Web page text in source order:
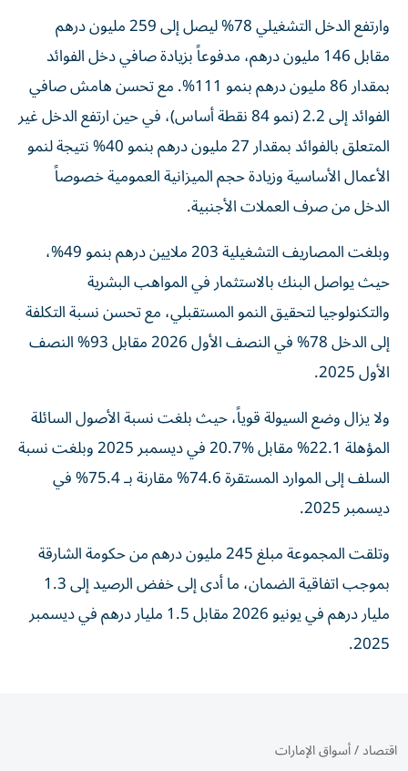
وارتفع الدخل التشغيلي 78% ليصل إلى 259 مليون درهم
مقابل 146 مليون درهم، مدفوعاً بزيادة صافي دخل الفوائد
بمقدار 86 مليون درهم بنمو 111%. مع تحسن هامش صافي
الفوائد إلى 2.2 (نمو 84 نقطة أساس)، في حين ارتفع الدخل غير
المتعلق بالفوائد بمقدار 27 مليون درهم بنمو 40% نتيجة لنمو
الأعمال الأساسية وزيادة حجم الميزانية العمومية خصوصاً
الدخل من صرف العملات الأجنبية.
وبلغت المصاريف التشغيلية 203 ملايين درهم بنمو 49%،
حيث يواصل البنك بالاستثمار في المواهب البشرية
والتكنولوجيا لتحقيق النمو المستقبلي، مع تحسن نسبة التكلفة
إلى الدخل 78% في النصف الأول 2026 مقابل 93% النصف
الأول 2025.
ولا يزال وضع السيولة قوياً، حيث بلغت نسبة الأصول السائلة
المؤهلة 22.1% مقابل %20.7 في ديسمبر 2025 وبلغت نسبة
السلف إلى الموارد المستقرة 74.6% مقارنة بـ 75.4% في
ديسمبر 2025.
وتلقت المجموعة مبلغ 245 مليون درهم من حكومة الشارقة
بموجب اتفاقية الضمان، ما أدى إلى خفض الرصيد إلى 1.3
مليار درهم في يونيو 2026 مقابل 1.5 مليار درهم في ديسمبر
2025.
اقتصاد/أسواق الإمارات